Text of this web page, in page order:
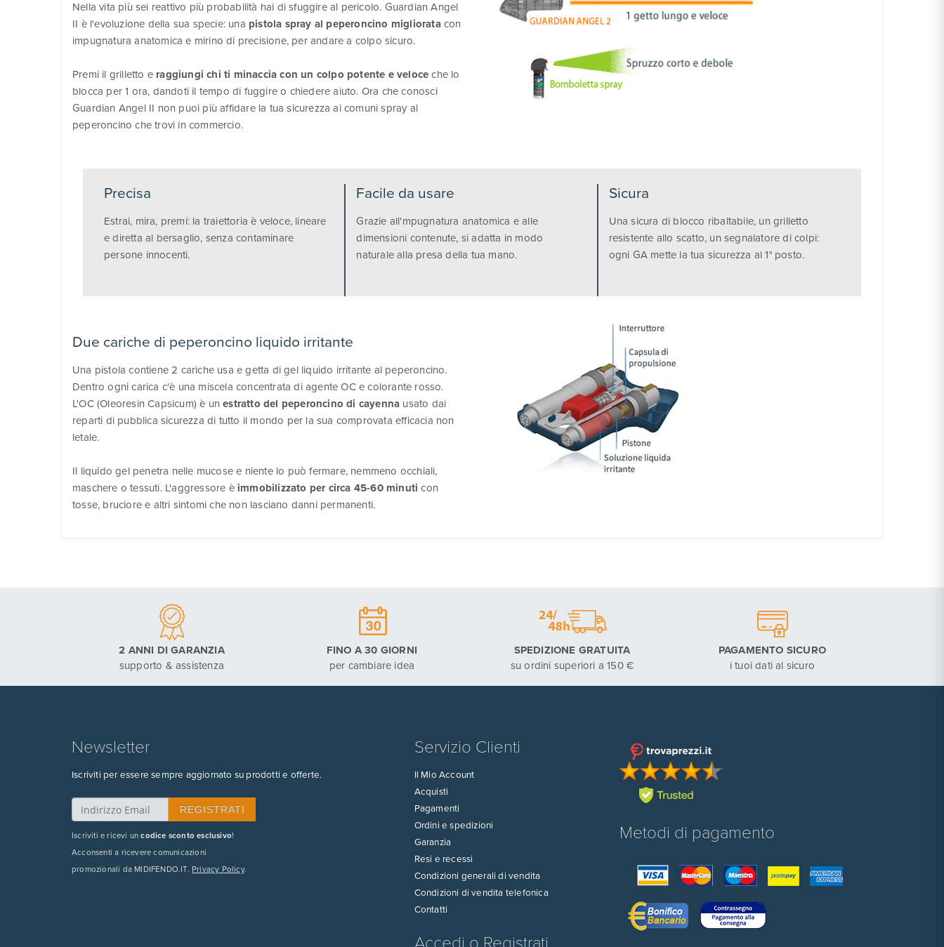
Nella vita più sei reattivo più probabilità hai di sfuggire al pericolo. Guardian Angel
II è l'evoluzione della sua specie: una pistola spray al peperoncino miglioratacon
impugnatura anatomica e mirino di precisione, per andare a colpo sicuro.
Premi il grilletto e raggiungi chi ti minaccia con un colpo potente e veloce che lo
blocca per 1 ora, dandoti il tempo di fuggire o chiedere aiuto. Ora che conosci
Guardian Angel II non puoi più affidare la tua sicurezza ai comuni spray al
peperoncino che trovi in commercio.
Precisa
Estrai, mira, premi: la traiettoria è veloce, lineare
e diretta al bersaglio, senza contaminare
persone innocenti.
Facile da usare
Grazie all'mpugnatura anatomica e alle
dimensioni contenute, si adatta in modo
naturale alla presa della tua mano.
Sicura
Una sicura di blocco ribaltabile, un grilletto
resistente allo scatto, un segnalatore di colpi:
ogni GA mette la tua sicurezza al 1° posto.
Due cariche di peperoncino liquido irritante
Una pistola contiene 2 cariche usa e getta di gel liquido irritante al peperoncino.
Dentro ogni carica c'è una miscela concentrata di agente OC e colorante rosso.
L'OC (Oleoresin Capsicum) è unestratto del peperoncino di cayenna usato dai
reparti di pubblica sicurezza di tutto il mondo per la sua comprovata efficacia non
letale.
Il liquido gel penetra nelle mucose e niente lo può fermare, nemmeno occhiali,
maschere o tessuti. L'aggressore è immobilizzato per circa 45-60 minuti con
tosse, bruciore e altri sintomi che non lasciano danni permanenti.
2 ANNI DI GARANZIA
supporto & assistenza
FINO A 30 GIORNI
per cambiare idea
SPEDIZIONE GRATUITA
su ordini superiori a 150 €
PAGAMENTO SICURO
i tuoi dati al sicuro
Newsletter
Iscriviti per essere sempre aggiornato su prodotti e offerte.
Iscriviti e ricevi uncodice sconto esclusivo!
Acconsenti a ricevere comunicazioni
promozionali da MIDIFENDO.IT. Privacy Policy.
Servizio Clienti
Il Mio Account
Acquisti
Pagamenti
Ordini e spedizioni
Garanzia
Resi e recessi
Condizioni generali di vendita
Condizioni di vendita telefonica
Contatti
Metodi di pagamento